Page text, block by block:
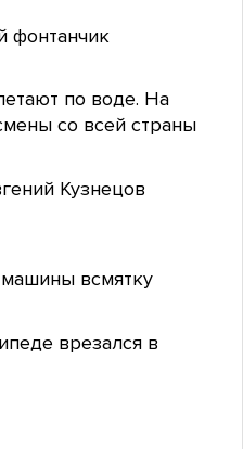
фонтанчик
по воде. На
со всей страны
Кузнецов
всмятку
врезался в